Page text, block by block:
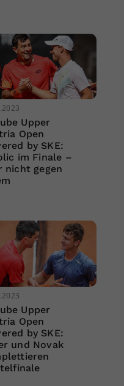
Upper
Open
by SKE:
im Finale –
nicht gegen
Upper
Open
by SKE:
und Novak